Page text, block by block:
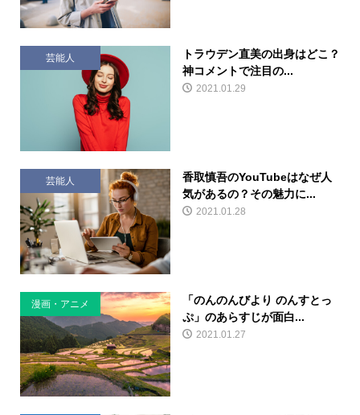
芸能人
トラウデン直美の出身はどこ？
神コメントで注目の...
2021.01.29
芸能人
香取慎吾のYouTubeはなぜ人
気があるの？その魅力に...
2021.01.28
漫画・アニメ
「のんのんびより のんすとっ
ぷ」のあらすじが面白...
2021.01.27